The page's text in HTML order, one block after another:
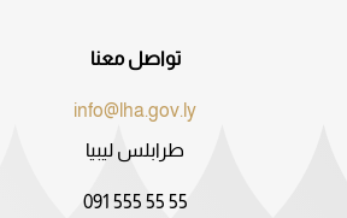
تواصل معنا
info@lha.gov.ly
طرابلس ليبيا
091 555 55 55